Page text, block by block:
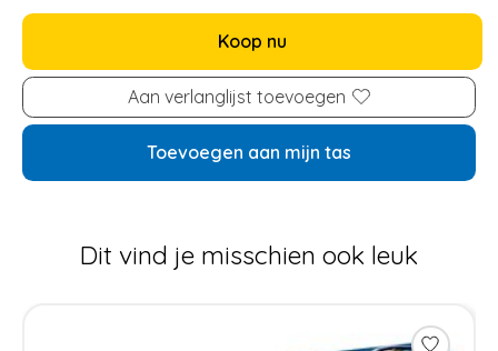
Koop nu
Aan verlanglijst toevoegen
Toevoegen aan mijn tas
Dit vind je misschien ook leuk